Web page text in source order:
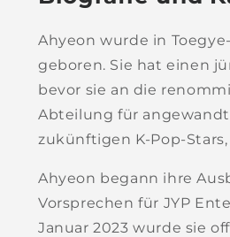
Ahyeon wurde in
geboren. Sie hat einen
bevor sie an die
Abteilung für
zukünftigen K-Pop-
Ahyeon begann ihre
Vorsprechen für JYP
Januar 2023 wurde sie